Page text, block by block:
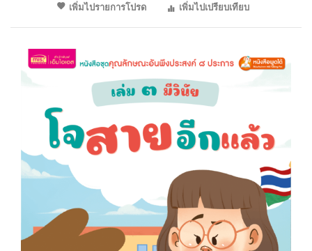
เพิ่มไปรายการโปรด
เพิ่มไปเปรียบเทียบ